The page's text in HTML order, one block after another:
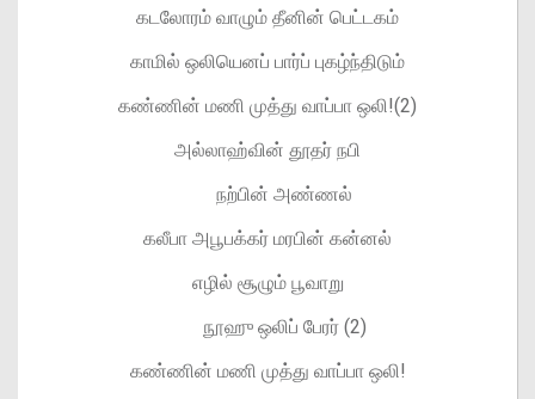
கடலோரம் வாழும் தீனின் பெட்டகம்
காமில் ஒலியெனப் பார்ப் புகழ்ந்திடும்
கண்ணின் மணி முத்து வாப்பா ஒலி!(2)
அல்லாஹ்வின் தூதர் நபி
நற்பின் அண்ணல்
கலீபா அபூபக்கர் மரபின் கன்னல்
எழில் சூழும் பூவாறு
நூஹு ஒலிப் பேரர் (2)
கண்ணின் மணி முத்து வாப்பா ஒலி!